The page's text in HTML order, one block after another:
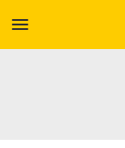
menu